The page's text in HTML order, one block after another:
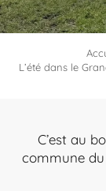
L’été dans le
C’est au
commune du